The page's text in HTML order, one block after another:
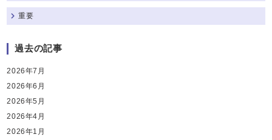
重要
過去の記事
2026年7月
2026年6月
2026年5月
2026年4月
2026年1月